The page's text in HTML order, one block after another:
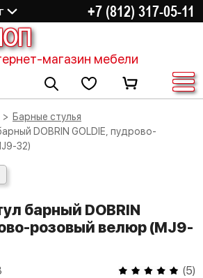
+7 (812) 317-05-11
магазин мебели
Барные стулья
32)
розовый велюр (MJ9-
(5)